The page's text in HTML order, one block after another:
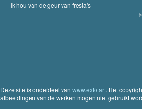
Ik hou van de geur van fresia's
Deze site is onderdeel van www.exto.art. Het
afbeeldingen van de werken mogen niet gebruikt